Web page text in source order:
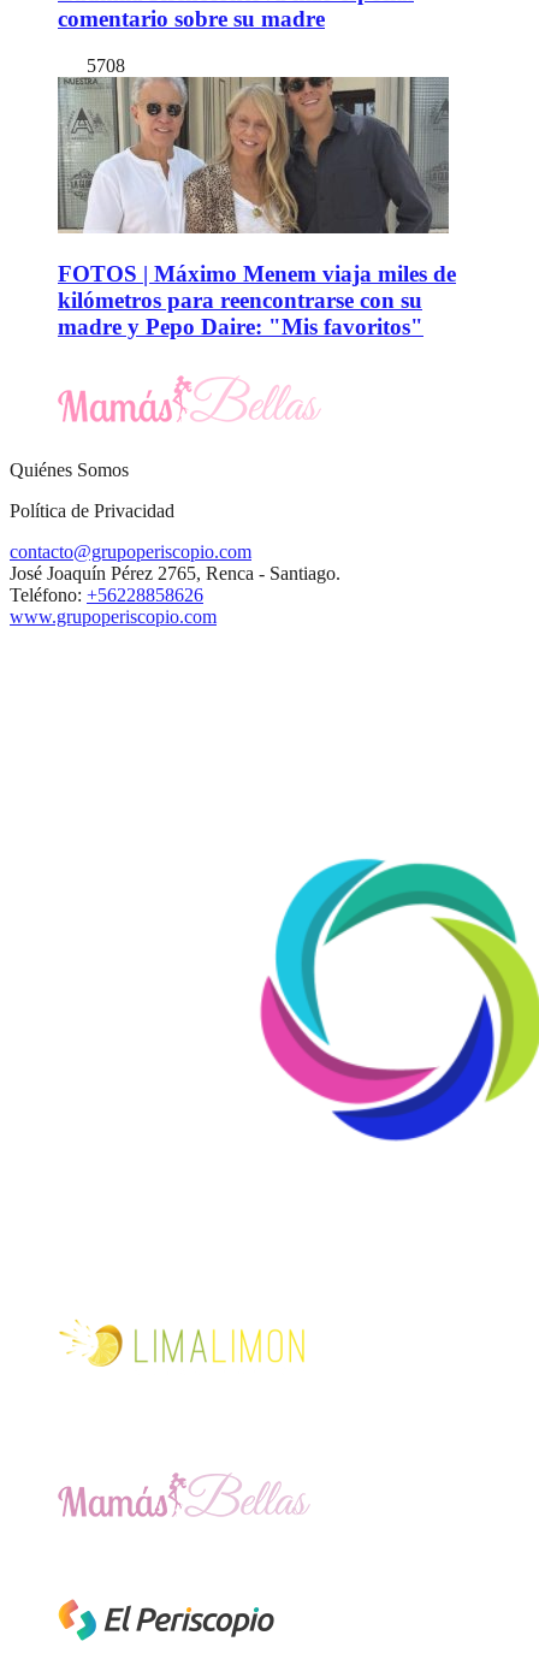
comentario sobre su madre
5708
FOTOS | Máximo Menem viaja miles de
kilómetros para reencontrarse con su
madre y Pepo Daire: "Mis favoritos"
Quiénes Somos
Política de Privacidad
contacto@grupoperiscopio.com
José Joaquín Pérez 2765, Renca - Santiago.
Teléfono: +56228858626
www.grupoperiscopio.com